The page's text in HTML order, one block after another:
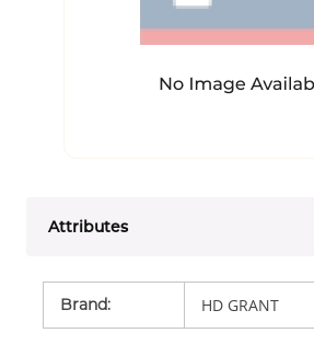
Attributes
Brand: HD GRANT